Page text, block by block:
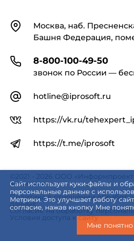
Сайт использует куки-файлы и
персональные данные с
Метрики. Это улучшает работу
согласие, нажав кнопку Мне
Мне понятно
КонтактыМосква, наб.
Башня Федерация,
8-800-100-49-50
звонок по России —
hotline@iprosoft.ru
https://vk.ru/
https://t.me/iprosoft
©2021 - 2026 ООО
защищены.
Политика в отношении
данных
Согласие на обработку
Условия доступа к сайту